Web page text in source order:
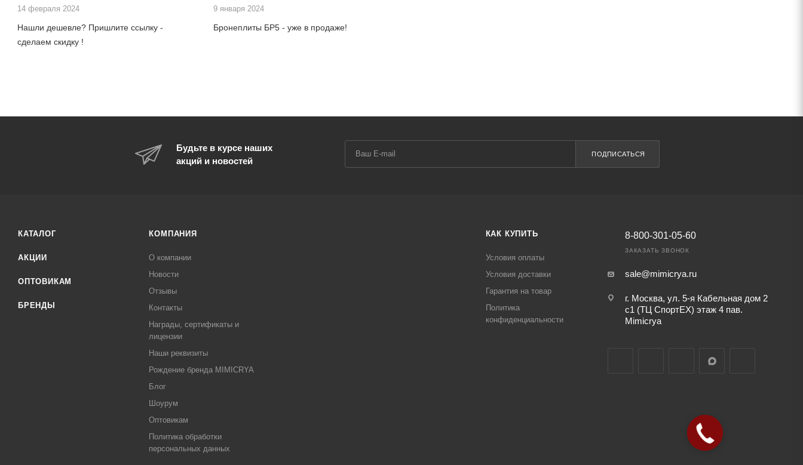
14 февраля 2024
Нашли дешевле? Пришлите ссылку -
сделаем скидку !
9 января 2024
Бронеплиты БР5 - уже в продаже!
Будьте в курсе наших
акций и новостей
ПОДПИСАТЬСЯ
КАТАЛОГ
АКЦИИ
ОПТОВИКАМ
БРЕНДЫ
КОМПАНИЯ
О компании
Новости
Отзывы
Контакты
Награды, сертификаты и
лицензии
Наши реквизиты
Рождение бренда MIMICRYA
Блог
Шоурум
Оптовикам
Политика обработки
персональных данных
КАК КУПИТЬ
Условия оплаты
Условия доставки
Гарантия на товар
Политика
конфиденциальности
8-800-301-05-60
ЗАКАЗАТЬ ЗВОНОК
sale@mimicrya.ru
г. Москва, ул. 5-я Кабельная дом 2
с1 (ТЦ СпортEX) этаж 4 пав.
Mimicrya